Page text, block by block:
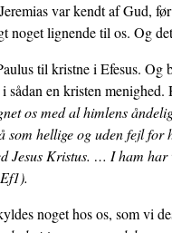
var kendt af Gud,
noget lignende til os. Og
til kristne i Efesus.
sådan en kristen menighed.
os med al himlens
som hellige og uden fejl
Jesus Kristus. … I ham
noget hos os, som vi